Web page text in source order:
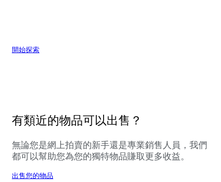
開始探索
有類近的物品可以出售？
無論您是網上拍賣的新手還是專業銷售人員，我們
都可以幫助您為您的獨特物品賺取更多收益。
出售您的物品